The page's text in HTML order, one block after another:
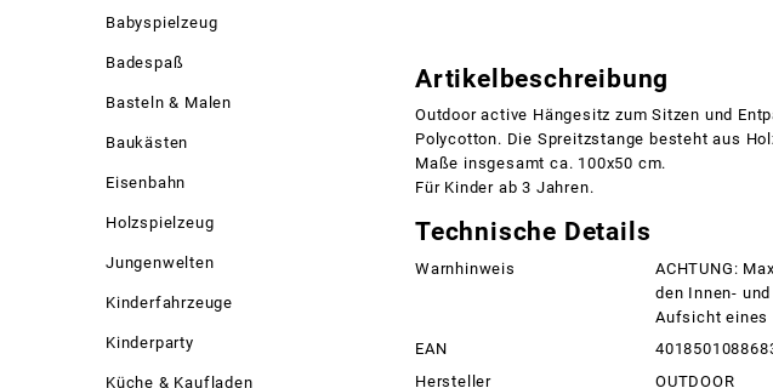
Babyspielzeug
Badespaß
Basteln & Malen
Baukästen
Eisenbahn
Holzspielzeug
Jungenwelten
Kinderfahrzeuge
Kinderparty
Küche & Kaufladen
Artikelbeschreibung
Outdoor active Hängesitz zum Sitzen und
Polycotton. Die Spreitzstange besteht aus
Maße insgesamt ca. 100x50 cm.
Für Kinder ab 3 Jahren.
Technische Details
Warnhinweis
ACHTUNG:
den Innen-
Aufsicht eines
EAN
Hersteller
OUTDOOR